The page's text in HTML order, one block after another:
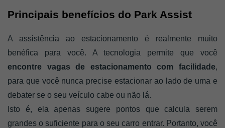
Principais benefícios do Park Assist
A assistência ao estacionamento é realmente muito
encontre vagas de estacionamento com facilidade,
para que você nunca precise estacionar ao lado de uma e
debater se o seu veículo cabe ou não lá.
Isto é, ela apenas sugere pontos que calcula serem
grandes o suficiente para o seu carro entrar. Portanto, você